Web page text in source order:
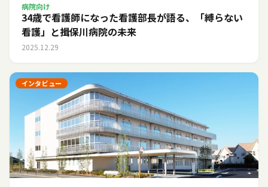
病院向け
34歳で看護師になった看護部長が語る、「縛らない
看護」と揖保川病院の未来
2025.12.29
インタビュー